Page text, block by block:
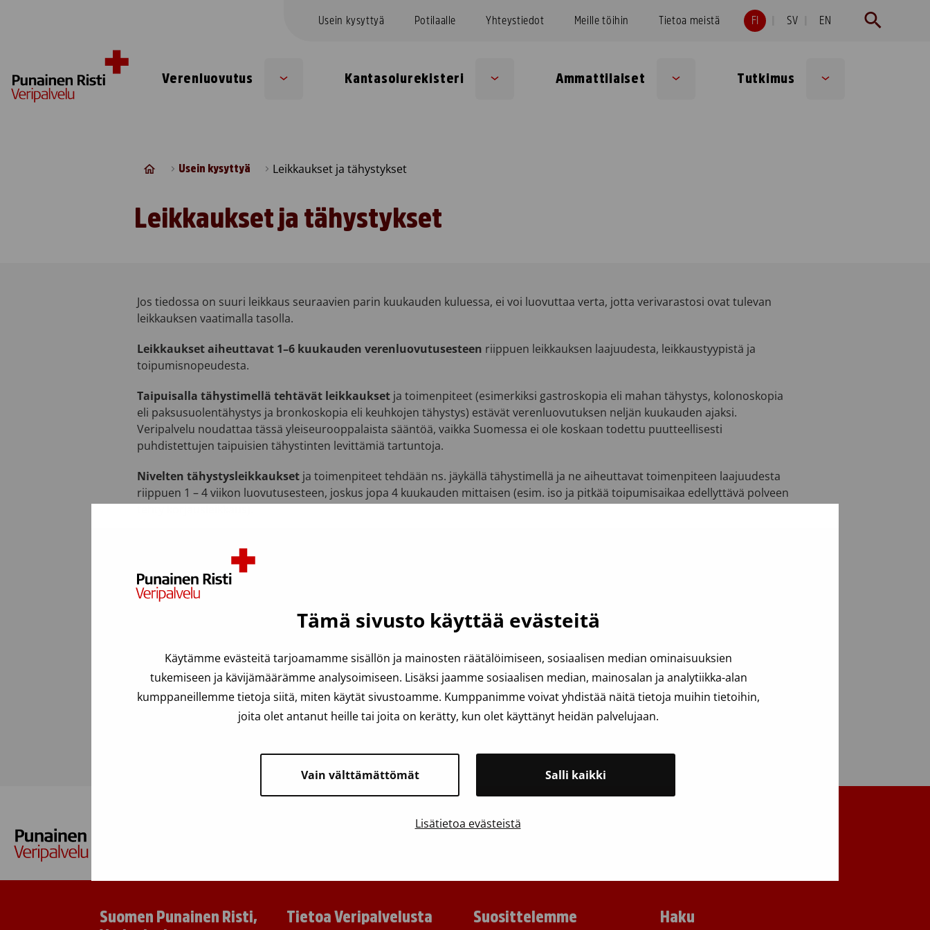
Tämä sivusto käyttää evästeitä
Käytämme evästeitä tarjoamamme sisällön ja mainosten räätälöimiseen, sosiaalisen median ominaisuuksien
tukemiseen ja kävijämäärämme analysoimiseen. Lisäksi jaamme sosiaalisen median, mainosalan ja analytiikka-alan
kumppaneillemme tietoja siitä, miten käytät sivustoamme. Kumppanimme voivat yhdistää näitä tietoja muihin tietoihin,
joita olet antanut heille tai joita on kerätty, kun olet käyttänyt heidän palvelujaan.
Vain välttämättömät Salli kaikki
Lisätietoa evästeistä
Usein kysyttyä Potilaalle Yhteystiedot Meille töihin Tietoa meistä FI SV EN
Verenluovutus Kantasolurekisteri Ammattilaiset Tutkimus
Usein kysyttyä Leikkaukset ja tähystykset
Leikkaukset ja tähystykset
Jos tiedossa on suuri leikkaus seuraavien parin kuukauden kuluessa, ei voi luovuttaa verta, jotta verivarastosi ovat tulevan
leikkauksen vaatimalla tasolla.
Leikkaukset aiheuttavat 1–6 kuukauden verenluovutusesteen riippuen leikkauksen laajuudesta, leikkaustyypistä ja
toipumisnopeudesta.
Taipuisalla tähystimellä tehtävät leikkaukset ja toimenpiteet (esimerkiksi gastroskopia eli mahan tähystys, kolonoskopia
eli paksusuolentähystys ja bronkoskopia eli keuhkojen tähystys) estävät verenluovutuksen neljän kuukauden ajaksi.
Veripalvelu noudattaa tässä yleiseurooppalaista sääntöä, vaikka Suomessa ei ole koskaan todettu puutteellisesti
puhdistettujen taipuisien tähystinten levittämiä tartuntoja.
Nivelten tähystysleikkaukset ja toimenpiteet tehdään ns. jäykällä tähystimellä ja ne aiheuttavat toimenpiteen laajuudesta
riippuen 1 – 4 viikon luovutusesteen, joskus jopa 4 kuukauden mittaisen (esim. iso ja pitkää toipumisaikaa edellyttävä polveen
tehty korjausleikkaus).
Katso myös:hammashoito
Haluatko lisätietoa? Soita verenluovuttajien maksuttomaan infopuhelimeen 0800 0 5801 (ma–pe klo 8–17).​
Usein kysyttyä
Suomen Punainen Risti,
Tietoa Veripalvelusta Suosittelemme Haku